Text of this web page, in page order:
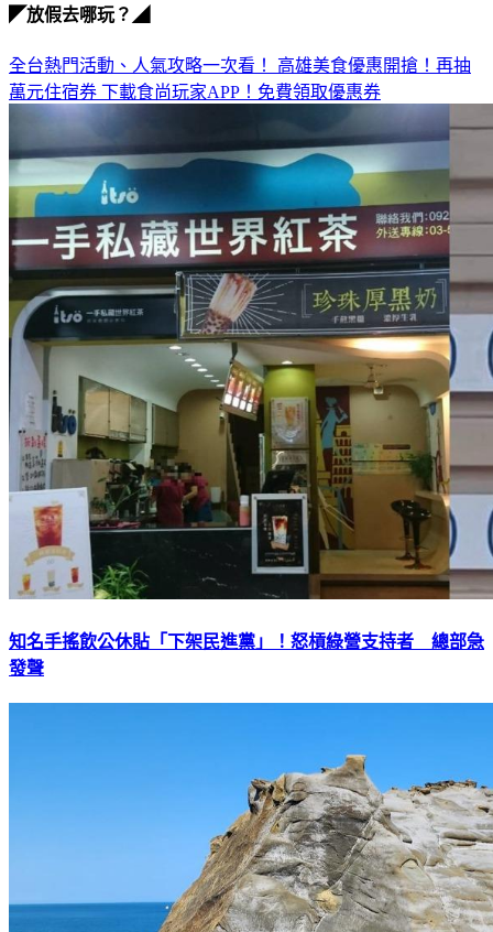
◤放假去哪玩？◢
全台熱門活動、人氣攻略一次看！ 高雄美食優惠開搶！再抽
萬元住宿券 下載食尚玩家APP！免費領取優惠券
知名手搖飲公休貼「下架民進黨」！怒槓綠營支持者 總部急
發聲